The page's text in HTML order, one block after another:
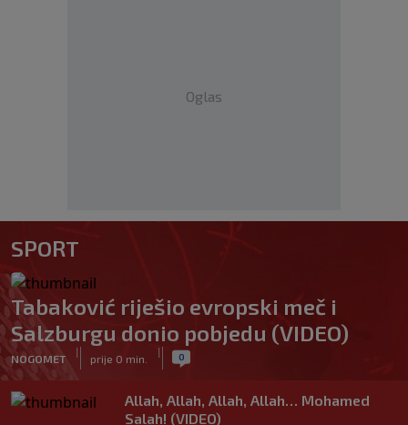
Oglas
SPORT
Tabaković riješio evropski meč i
Salzburgu donio pobjedu (VIDEO)
NOGOMET
|
prije 0 min.
| 0
Allah, Allah, Allah, Allah… Mohamed
Salah! (VIDEO)